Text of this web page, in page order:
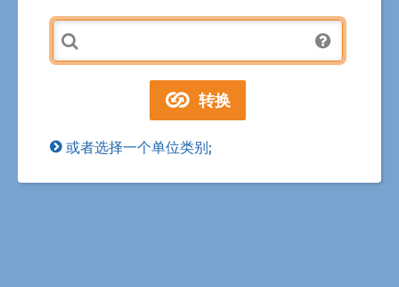
或者选择一个单位类别;